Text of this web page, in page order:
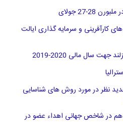
کارآفرینی و سرمایه گذاری ایالت
سال مالی 2020-2019
نظر در مورد روش های شناسایی
در شاخص جهانی اهداء عضو در